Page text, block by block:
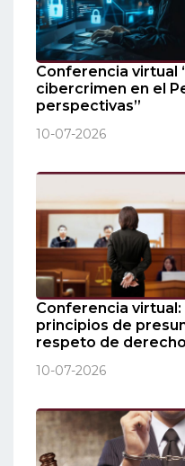
Conferencia virtual
cibercrimen en el
perspectivas”
10-07-2026
Conferencia virtual:
principios de
respeto de
10-07-2026